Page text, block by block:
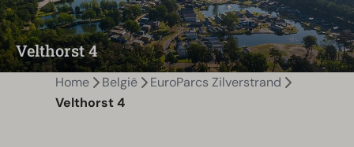
Velthorst 4
Home België
EuroParcs Zilverstrand
Velthorst 4